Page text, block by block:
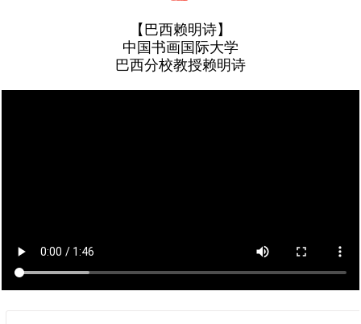
【巴西赖明诗】
中国书画国际大学
巴西分校教授赖明诗